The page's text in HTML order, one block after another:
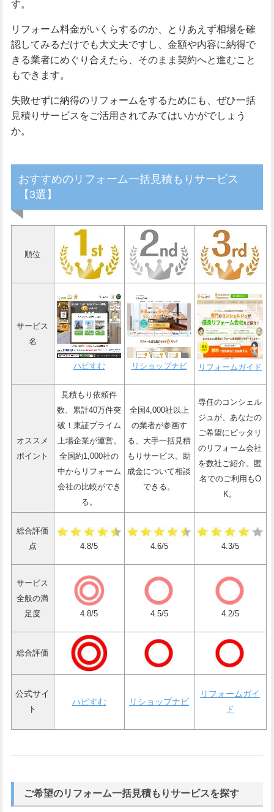
す。
リフォーム料金がいくらするのか、とりあえず相場を確
認してみるだけでも大丈夫ですし、金額や内容に納得で
きる業者にめぐり合えたら、そのまま契約へと進むこと
もできます。
失敗せずに納得のリフォームをするためにも、ぜひ一括
見積りサービスをご活用されてみてはいかがでしょう
か。
おすすめのリフォーム一括見積もりサービス
【3選】
順位
サービス
名
ハピすむ リショップナビ リフォームガイド
オススメ
ポイント
見積もり依頼件
数、累計40万件突
破！東証プライム
上場企業が運営。
全国約1,000社の
中からリフォーム
会社の比較ができ
る。
全国4,000社以上
の業者が参画す
る、大手一括見積
もりサービス。助
成金について相談
できる。
専任のコンシェル
ジュが、あなたの
ご希望にピッタリ
のリフォーム会社
を数社ご紹介。匿
名でのご利用もO
K。
総合評価
点
4.8/5 4.6/5 4.3/5
サービス
全般の満
足度
4.8/5 4.5/5 4.2/5
総合評価
公式サイ
ト
ハピすむ リショップナビ
リフォームガイ
ド
ご希望のリフォーム一括見積もりサービスを探す